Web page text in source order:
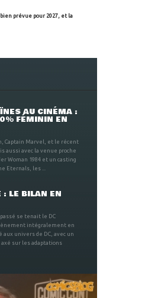
prévue pour 2027, et la
AU CINÉMA :
FÉMININ EN
Captain Marvel, et le récent
aussi avec la venue proche
Woman 1984 et un casting
Eternals, les ...
: LE BILAN EN
se tenait le DC
intégralement en
aux univers de DC, avec un
sur les adaptations